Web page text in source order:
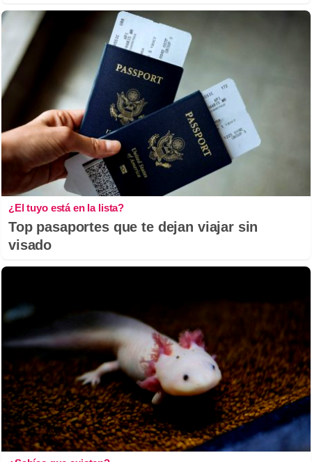
¿El tuyo está en la lista?
Top pasaportes que te dejan viajar sin
visado